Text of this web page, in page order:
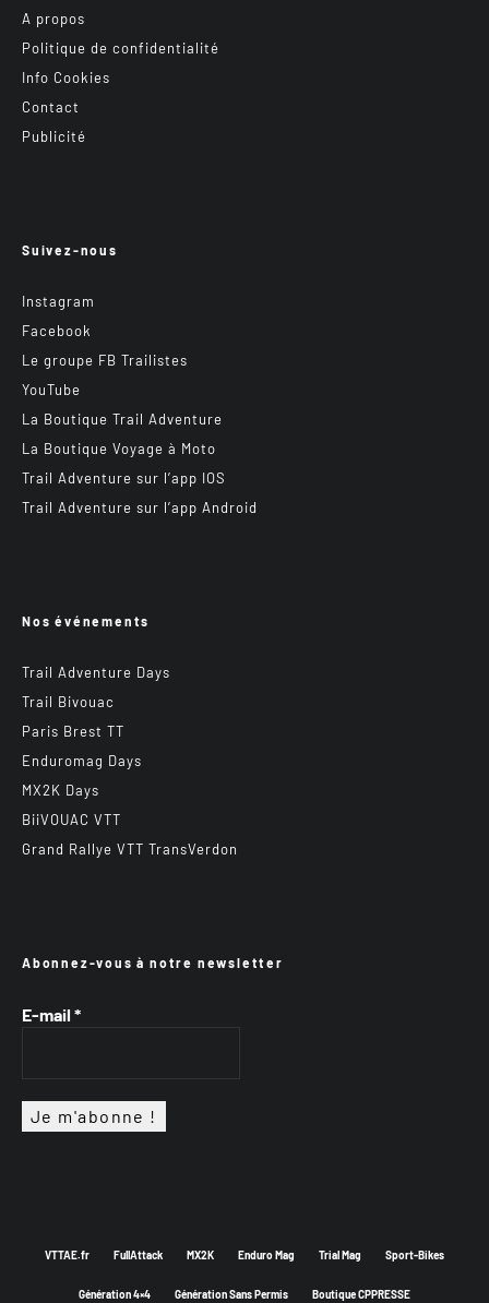
A propos
Politique de confidentialité
Info Cookies
Contact
Publicité
Suivez-nous
Instagram
Facebook
Le groupe FB Trailistes
YouTube
La Boutique Trail Adventure
La Boutique Voyage à Moto
Trail Adventure sur l’app IOS
Trail Adventure sur l’app Android
Nos événements
Trail Adventure Days
Trail Bivouac
Paris Brest TT
Enduromag Days
MX2K Days
BiiVOUAC VTT
Grand Rallye VTT TransVerdon
Abonnez-vous à notre newsletter
E-mail *
VTTAE.fr FullAttack MX2K Enduro Mag Trial Mag Sport-Bikes
Génération 4×4 Génération Sans Permis Boutique CPPRESSE